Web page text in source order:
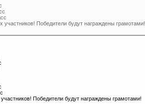
участников! Победители будут награждены грамотами!
Победители будут награждены грамотами!